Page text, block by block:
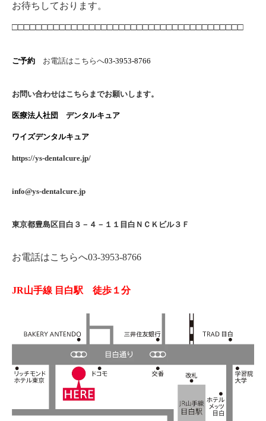
info@ys-dentalcure.jp
□□□□□□□□□□□□□□□□□□□□□□□□□□□□□□□□□□□□□□□
お問い合わせはこちらまでお願いします。
https://ys-dentalcure.jp/
info@ys-dentalcure.jp
東京都豊島区目白３－４－１１目白ＮＣＫビル３Ｆ
03-3953-8766
JR山手線 目白駅 徒歩１分